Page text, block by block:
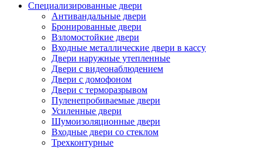
Специализированные двери
Антивандальные двери
Бронированные двери
Взломостойкие двери
Входные металлические двери в кассу
Двери наружные утепленные
Двери с видеонаблюдением
Двери с домофоном
Двери с терморазрывом
Пуленепробиваемые двери
Усиленные двери
Шумоизоляционные двери
Входные двери со стеклом
Трехконтурные